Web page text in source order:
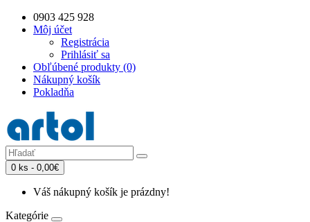
0903 425 928
Môj účet
Registrácia
Prihlásiť sa
Obľúbené produkty (0)
Nákupný košík
Pokladňa
0 ks - 0,00€
Váš nákupný košík je prázdny!
Kategórie